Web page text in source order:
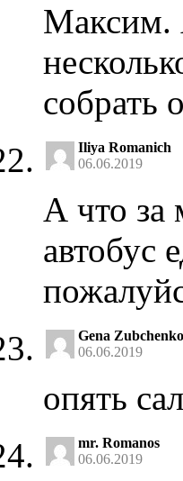
Максим.
собрать
Iliya Romanich
06.06.2019
А что за
автобус
Gena Zubchenko
06.06.2019
опять
mr. Romanos
06.06.2019